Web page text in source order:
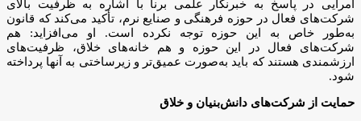
امرایی در پاسخ به خبرنگار علمی برنا با اشاره به ظرفیت بالای
شرکت‌های فعال در حوزه فرهنگی و صنایع نرم، تأکید می‌کند که قانون
به‌طور خاص به این حوزه توجه نکرده است. او می‌افزاید: هم
شرکت‌های فعال در این حوزه و هم خانه‌های خلاق، ظرفیت‌های
ارزشمندی هستند که باید به‌صورت عمیق‌تر و زیرساختی به آنها پرداخته
شود.
حمایت از شرکت‌های دانش‌بنیان و خلاق